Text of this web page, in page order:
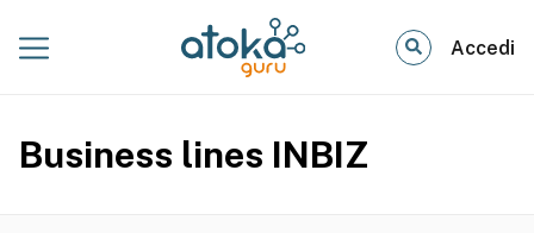
Accedi
Business lines INBIZ